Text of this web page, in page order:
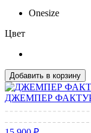
Onesize
Цвет
Добавить в корзину
ДЖЕМПЕР